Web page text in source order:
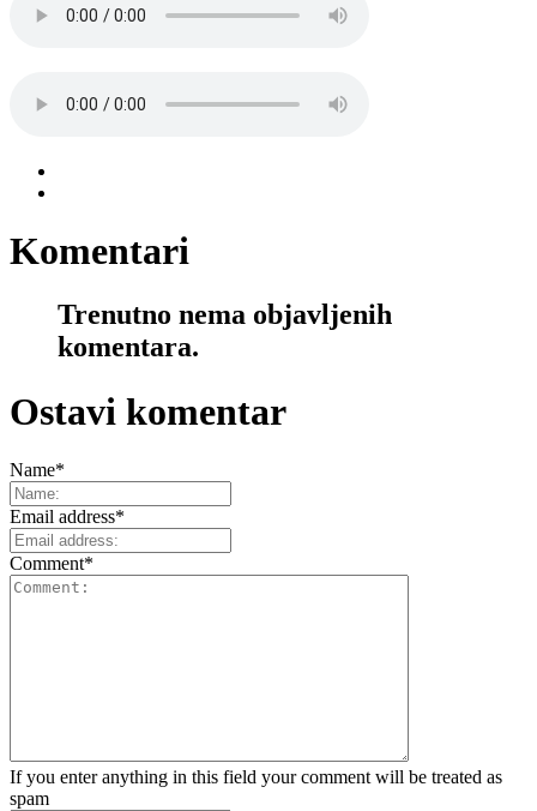
Komentari
Trenutno nema objavljenih
komentara.
Ostavi komentar
Name*
Email address*
Comment*
If you enter anything in this field your comment will be treated as
spam